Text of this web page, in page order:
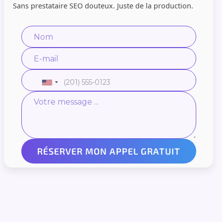
Sans prestataire SEO douteux. Juste de la production.